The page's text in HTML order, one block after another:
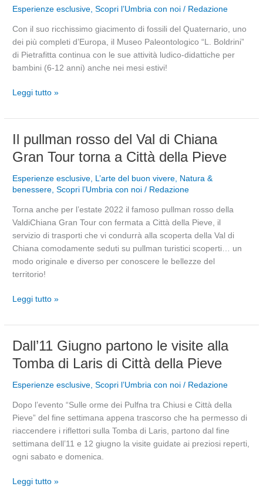
Esperienze esclusive,Scopri l’Umbria con noi / Redazione
Con il suo ricchissimo giacimento di fossili del Quaternario, uno
dei più completi d’Europa, il Museo Paleontologico “L. Boldrini”
di Pietrafitta continua con le sue attività ludico-didattiche per
bambini (6-12 anni) anche nei mesi estivi!
a
di
mammut
al
Museo
di
Leggi tutto »
Il pullman rosso del Val di Chiana
Gran Tour torna a Città della Pieve
Esperienze esclusive, L’arte del buon vivere, Natura &
benessere,Scopri l’Umbria con noi / Redazione
Torna anche per l’estate 2022 il famoso pullman rosso della
ValdiChiana Gran Tour con fermata a Città della Pieve, il
servizio di trasporti che vi condurrà alla scoperta della Val di
Chiana comodamente seduti su pullman turistici scoperti… un
modo originale e diverso per conoscere le bellezze del
territorio!
Il
pullman
rosso
del
Val
Chiana
Gran
Tour
torna
a
Città
Pieve
Leggi tutto »
Dall’11 Giugno partono le visite alla
Tomba di Laris di Città della Pieve
Esperienze esclusive,Scopri l’Umbria con noi / Redazione
Dopo l’evento “Sulle orme dei Pulfna tra Chiusi e Città della
Pieve” del fine settimana appena trascorso che ha permesso di
riaccendere i riflettori sulla Tomba di Laris, partono dal fine
settimana dell’11 e 12 giugno la visite guidate ai preziosi reperti,
ogni sabato e domenica.
Dall’11
partono
le
alla
Tomba
di
Laris
di
della
Leggi tutto »